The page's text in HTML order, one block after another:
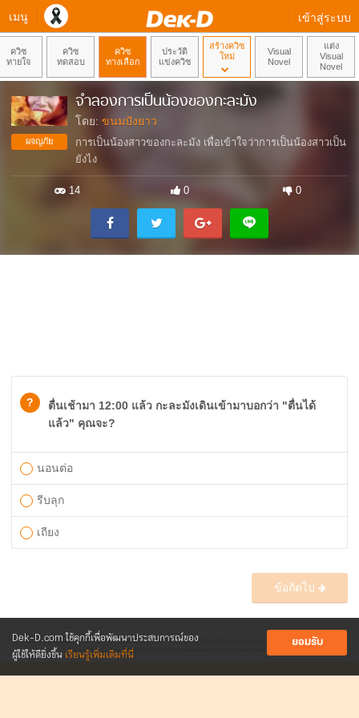
เมนู เข้าสู่ระบบ
Dek-D.com ใช้คุกกี้เพื่อพัฒนาประสบการณ์ของ
ผู้ใช้ให้ดียิ่งขึ้น เรียนรู้เพิ่มเติมที่นี่
ยอมรับ
ควิซ
ทายใจ
ควิซ
ทดสอบ
ควิซ
ทางเลือก
ประวัติ
แข่งควิซ
สร้างควิซ
ใหม่
Visual
Novel
แต่ง
Visual
Novel
ผจญภัย
จำลองการเป็นน้องของกะละมัง
โดย: ขนมปังยาว
การเป็นน้องสาวของกะละมัง เพื่อเข้าใจว่าการเป็นน้องสาวเป็น
ยังไง
14 0 0
?
ตื่นเช้ามา 12:00 แล้ว กะละมังเดินเข้ามาบอกว่า "ตื่นได้
แล้ว" คุณจะ?
นอนต่อ
รีบลุก
เถียง
ข้อถัดไป
ควิซนี้เป็นข้อมูลที่ตั้งโดยผู้ใช้งานของเว็บไซต์ Dek-D.com หากพบเห็นข้อมูลที่ไม่เหมาะสม โปรดแจ้ง
webmaster@dek-d.com
www.Dek-D.com
©1999-2026; All rights reserved by Dek-D Interactive Co.,Ltd.